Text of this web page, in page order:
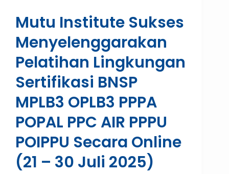
Mutu Institute Sukses
Menyelenggarakan
Pelatihan Lingkungan
Sertifikasi BNSP
MPLB3 OPLB3 PPPA
POPAL PPC AIR PPPU
POIPPU Secara Online
(21 – 30 Juli 2025)